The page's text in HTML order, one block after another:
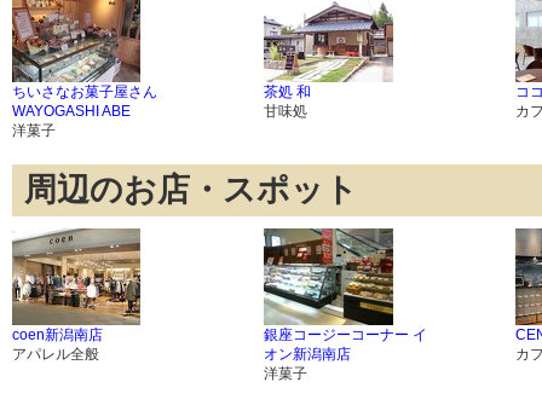
ちいさなお菓子屋さん
WAYOGASHI ABE
洋菓子
茶処 和
甘味処
コ
カ
周辺のお店・スポット
coen新潟南店
アパレル全般
銀座コージーコーナー イ
オン新潟南店
洋菓子
カ